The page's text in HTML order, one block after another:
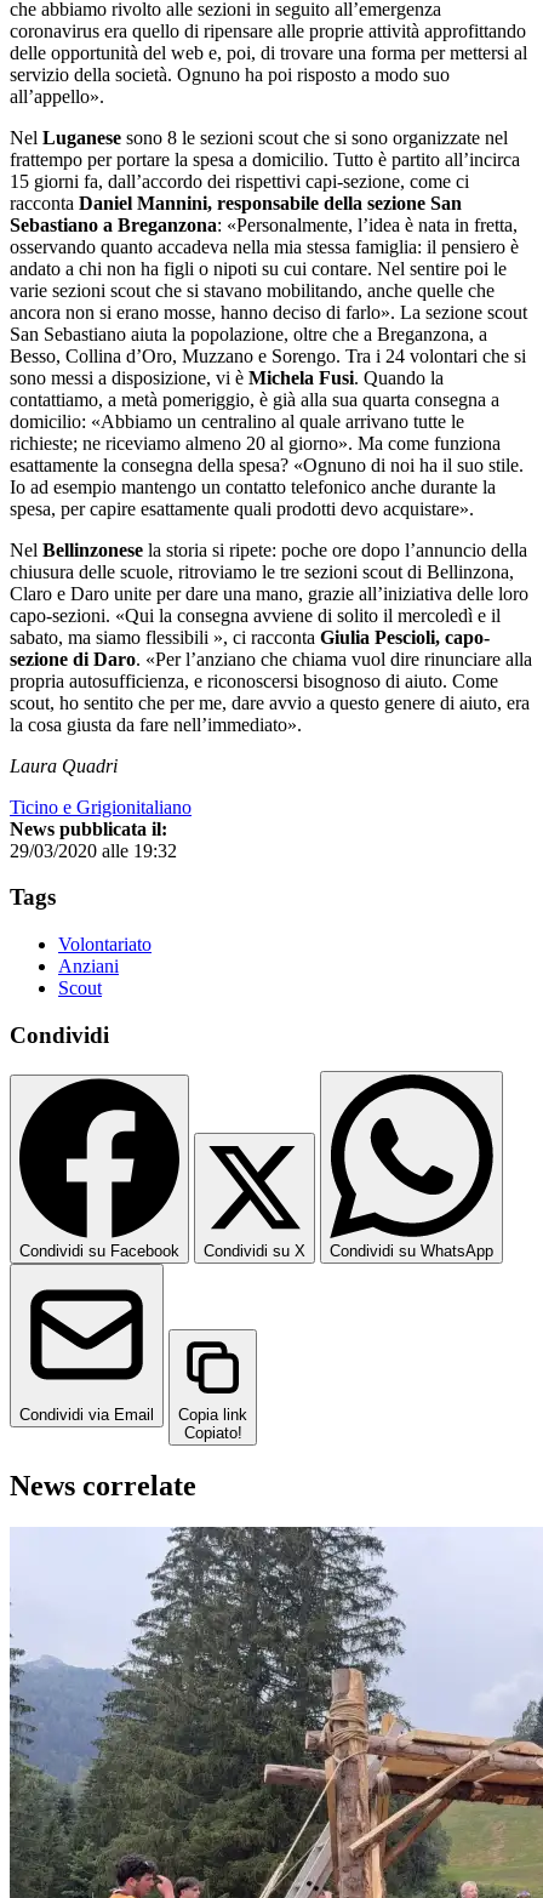
che abbiamo rivolto alle sezioni in seguito all’emergenza
coronavirus era quello di ripensare alle proprie attività approfittando
delle opportunità del web e, poi, di trovare una forma per mettersi al
servizio della società. Ognuno ha poi risposto a modo suo
all’appello».
Nel Luganese sono 8 le sezioni scout che si sono organizzate nel
frattempo per portare la spesa a domicilio. Tutto è partito all’incirca
15 giorni fa, dall’accordo dei rispettivi capi-sezione, come ci
racconta Daniel Mannini, responsabile della sezione San
Sebastiano a Breganzona: «Personalmente, l’idea è nata in fretta,
osservando quanto accadeva nella mia stessa famiglia: il pensiero è
andato a chi non ha figli o nipoti su cui contare. Nel sentire poi le
varie sezioni scout che si stavano mobilitando, anche quelle che
ancora non si erano mosse, hanno deciso di farlo». La sezione scout
San Sebastiano aiuta la popolazione, oltre che a Breganzona, a
Besso, Collina d’Oro, Muzzano e Sorengo. Tra i 24 volontari che si
sono messi a disposizione, vi è Michela Fusi. Quando la
contattiamo, a metà pomeriggio, è già alla sua quarta consegna a
domicilio: «Abbiamo un centralino al quale arrivano tutte le
richieste; ne riceviamo almeno 20 al giorno». Ma come funziona
esattamente la consegna della spesa? «Ognuno di noi ha il suo stile.
Io ad esempio mantengo un contatto telefonico anche durante la
spesa, per capire esattamente quali prodotti devo acquistare».
Nel Bellinzonese la storia si ripete: poche ore dopo l’annuncio della
chiusura delle scuole, ritroviamo le tre sezioni scout di Bellinzona,
Claro e Daro unite per dare una mano, grazie all’iniziativa delle loro
capo-sezioni. «Qui la consegna avviene di solito il mercoledì e il
sabato, ma siamo flessibili », ci racconta Giulia Pescioli, capo-
sezione di Daro. «Per l’anziano che chiama vuol dire rinunciare alla
propria autosufficienza, e riconoscersi bisognoso di aiuto. Come
scout, ho sentito che per me, dare avvio a questo genere di aiuto, era
la cosa giusta da fare nell’immediato».
Laura Quadri
Ticino e Grigionitaliano
News pubblicata il:
29/03/2020 alle 19:32
Tags
Volontariato
Anziani
Scout
Condividi
Condividi su Facebook Condividi su X Condividi su WhatsApp
Condividi via Email
Copia link
Copiato!
News correlate